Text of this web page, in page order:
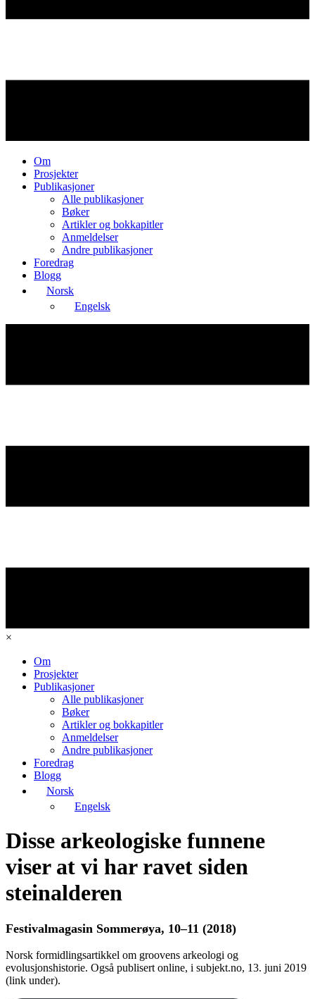
Om
Prosjekter
Publikasjoner
Alle publikasjoner
Bøker
Artikler og bokkapitler
Anmeldelser
Andre publikasjoner
Foredrag
Blogg
Norsk
Engelsk
×
Om
Prosjekter
Publikasjoner
Alle publikasjoner
Bøker
Artikler og bokkapitler
Anmeldelser
Andre publikasjoner
Foredrag
Blogg
Norsk
Engelsk
Disse arkeologiske funnene
viser at vi har ravet siden
steinalderen
Festivalmagasin Sommerøya, 10–11 (2018)
Norsk formidlingsartikkel om groovens arkeologi og
evolusjonshistorie. Også publisert online, i subjekt.no, 13. juni 2019
(link under).